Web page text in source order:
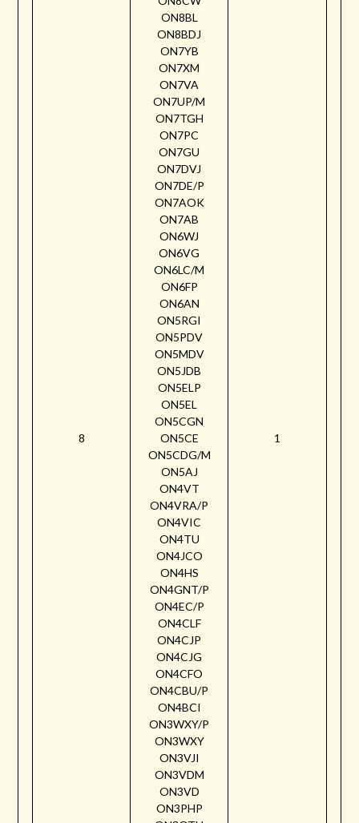
8
ON8BL
ON8BDJ
ON7YB
ON7XM
ON7VA
ON7UP/M
ON7TGH
ON7PC
ON7GU
ON7DVJ
ON7DE/P
ON7AOK
ON7AB
ON6WJ
ON6VG
ON6LC/M
ON6FP
ON6AN
ON5RGI
ON5PDV
ON5MDV
ON5JDB
ON5ELP
ON5EL
ON5CGN
ON5CE
ON5CDG/M
ON5AJ
ON4VT
ON4VRA/P
ON4VIC
ON4TU
ON4JCO
ON4HS
ON4GNT/P
ON4EC/P
ON4CLF
ON4CJP
ON4CJG
ON4CFO
ON4CBU/P
ON4BCI
ON3WXY/P
ON3WXY
ON3VJI
ON3VDM
ON3VD
ON3PHP
1